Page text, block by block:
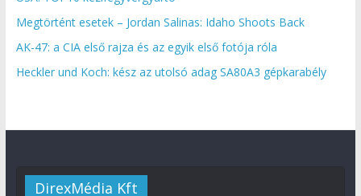
Megtörtént esetek – Jordan Salinas: Idaho Shoots Back
AK-47: a CIA első rajza és az egyik első fotója róla
Heckler und Koch: kész az utolsó adag SA80A3 gépkarabély
DirexMédia Kft